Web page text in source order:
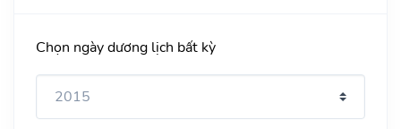
Chọn ngày dương lịch bất kỳ